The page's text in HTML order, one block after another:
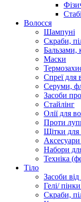
Волосся
Шампуні
Скраби,
Бальзами,
Маски
Спреї для
Серуми,
Засоби
Стайлінг
Олії для
Проти
Щітки для
Набори
Техніка
Тіло
Засоби від
Гелі/
Скраби,